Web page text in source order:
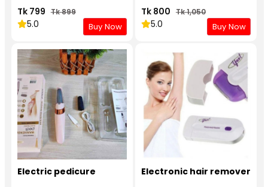
Tk 799 Tk 899
5.0 Buy Now
Tk 800 Tk 1,050
5.0 Buy Now
Electric pedicure Electronic hair remover